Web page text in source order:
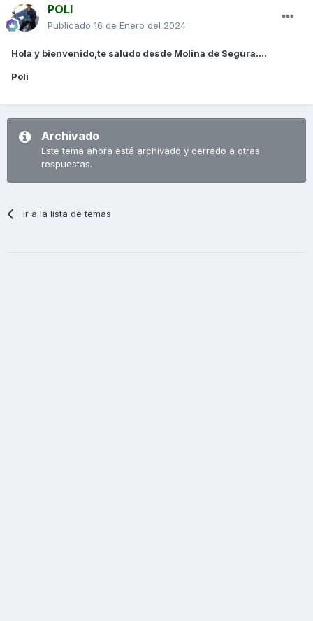
POLI
Publicado 16 de Enero del 2024
Hola y bienvenido,te saludo desde Molina de Segura....
Poli
Archivado
Este tema ahora está archivado y cerrado a otras
respuestas.
Ir a la lista de temas